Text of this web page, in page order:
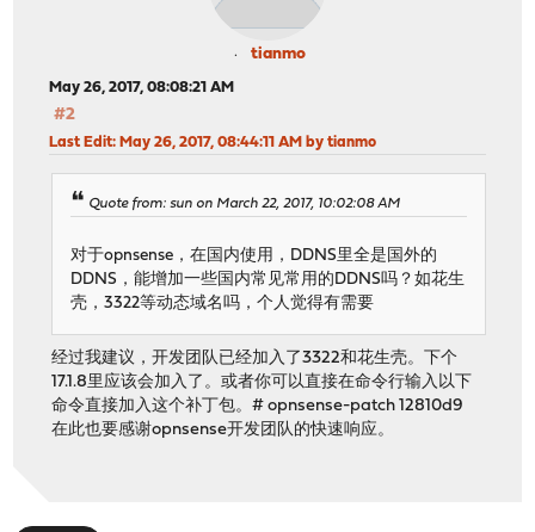
tianmo
May 26, 2017, 08:08:21 AM
#2
Last Edit: May 26, 2017, 08:44:11 AM by tianmo
Quote from: sun on March 22, 2017, 10:02:08 AM
对于opnsense，在国内使用，DDNS里全是国外的
DDNS，能增加一些国内常见常用的DDNS吗？如花生
壳，3322等动态域名吗，个人觉得有需要
经过我建议，开发团队已经加入了3322和花生壳。下个
17.1.8里应该会加入了。或者你可以直接在命令行输入以下
命令直接加入这个补丁包。# opnsense-patch 12810d9
在此也要感谢opnsense开发团队的快速响应。